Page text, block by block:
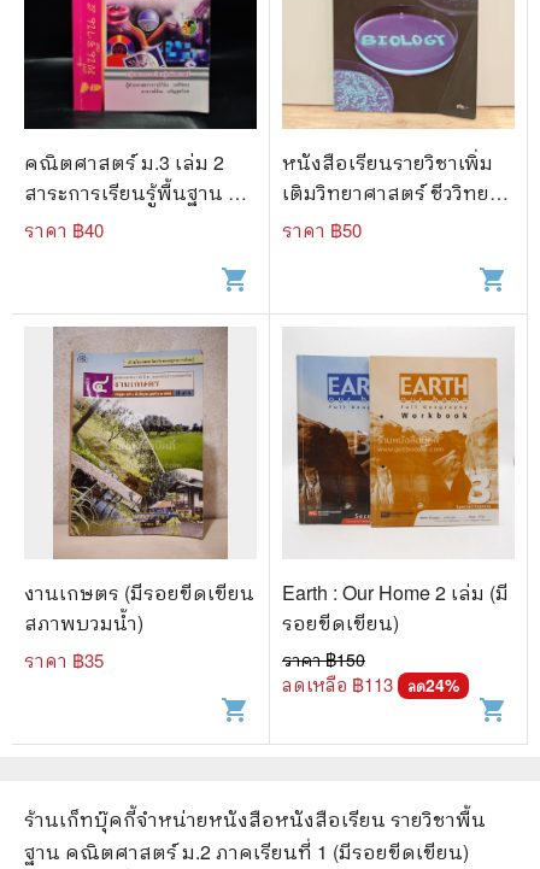
คณิตศาสตร์ ม.3 เล่ม 2
สาระการเรียนรู้พื้นฐาน &
เพิ่มเติม
ราคา ฿40
shopping_cart
หนังสือเรียนรายวิชาเพิ่ม
เติมวิทยาศาสตร์ ชีววิทยา
ม.4 เล่ม 2
ราคา ฿50
shopping_cart
งานเกษตร (มีรอยขีดเขียน
สภาพบวมน้ำ)
ราคา ฿35
shopping_cart
Earth : Our Home 2 เล่ม (มี
รอยขีดเขียน)
ราคา ฿150
ลดเหลือ ฿113 ลด24%
shopping_cart
ร้านเก็ทบุ๊คกี้จำหน่ายหนังสือหนังสือเรียน รายวิชาพื้น
ฐาน คณิตศาสตร์ ม.2 ภาคเรียนที่ 1 (มีรอยขีดเขียน)